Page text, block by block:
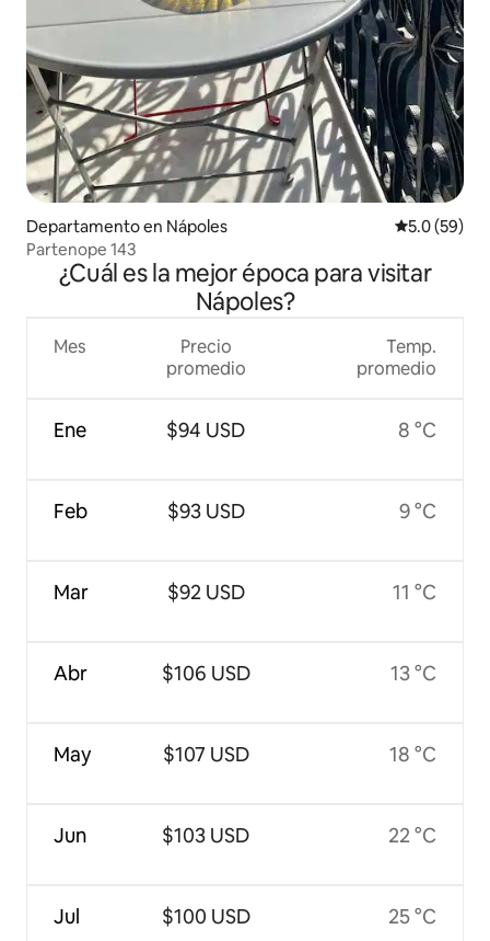
Departamento en Nápoles Calificación
5.0 (59)
Partenope 143
¿Cuál es la mejor época para visitar
Nápoles?
Mes
Ene
Feb
Mar
Abr
May
Jun
Jul
Precio
promedio
$94 USD
$93 USD
$92 USD
$106 USD
$107 USD
$103 USD
$100 USD
Temp.
promedio
8 °C
9 °C
11 °C
13 °C
18 °C
22 °C
25 °C